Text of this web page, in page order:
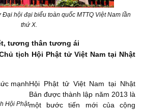
hội đại biểu toàn quốc MTTQ Việt Nam lần
thứ X.
tương thân tương ái
tịch Hội Phật tử Việt Nam tại Nhật
Hội Phật
Hội Phật tử Việt Nam tại Nhật
Bản được thành lập năm 2013 là
một bước tiến mới của cộng